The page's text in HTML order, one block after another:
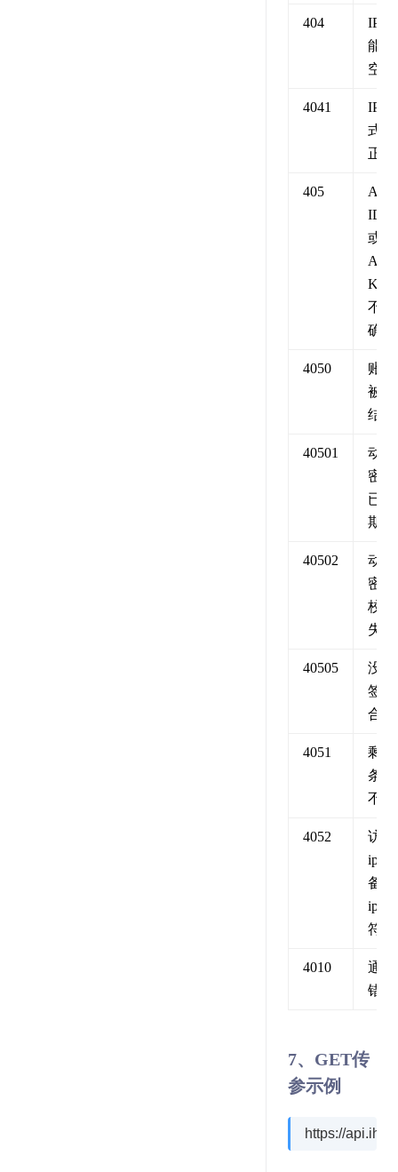
404
IP不
能为
空
4041
IP格
式不
正确
405
API
ID
或
API
KEY
不正
确
4050
账号
被冻
结
40501
动态
密码
已过
期
40502
动态
密码
校验
失败
40505
没有
签定
合同
4051
剩余
条数
不足
4052
访问
ip 与
备案
ip 不
符
4010
通道
错误
7、GET传
参示例
https://